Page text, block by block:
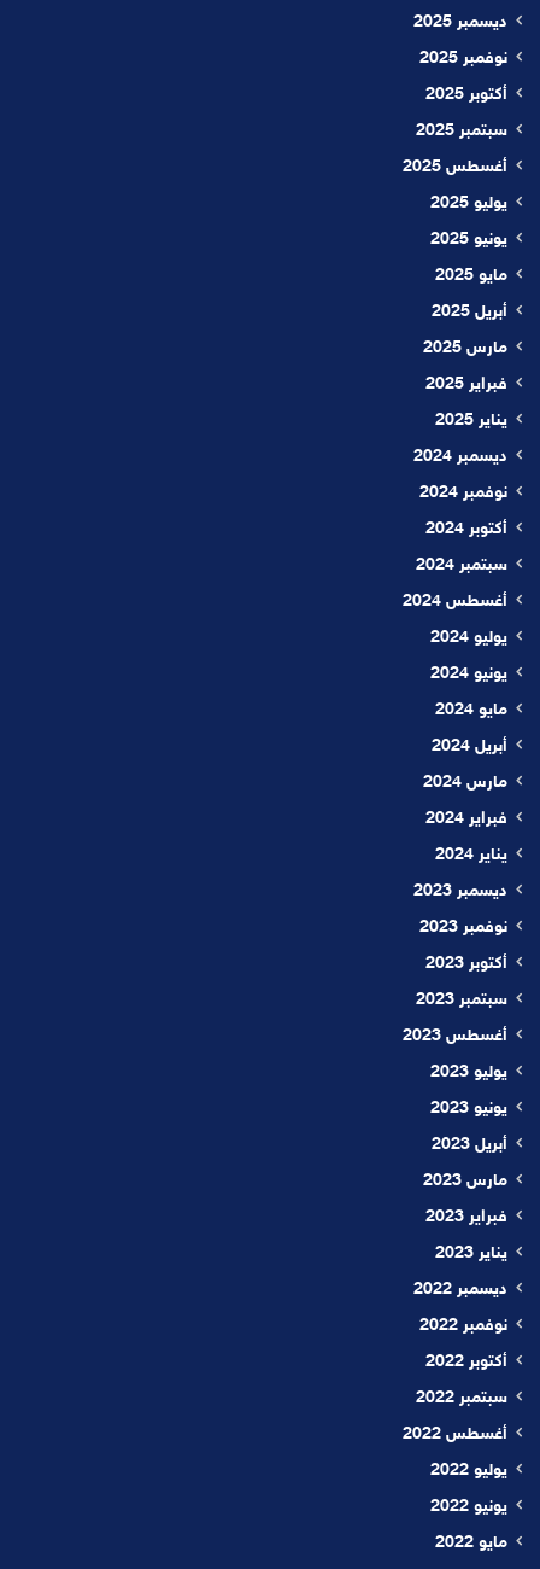
ديسمبر 2025
نوفمبر 2025
أكتوبر 2025
سبتمبر 2025
أغسطس 2025
يوليو 2025
يونيو 2025
مايو 2025
أبريل 2025
مارس 2025
فبراير 2025
يناير 2025
ديسمبر 2024
نوفمبر 2024
أكتوبر 2024
سبتمبر 2024
أغسطس 2024
يوليو 2024
يونيو 2024
مايو 2024
أبريل 2024
مارس 2024
فبراير 2024
يناير 2024
ديسمبر 2023
نوفمبر 2023
أكتوبر 2023
سبتمبر 2023
أغسطس 2023
يوليو 2023
يونيو 2023
أبريل 2023
مارس 2023
فبراير 2023
يناير 2023
ديسمبر 2022
نوفمبر 2022
أكتوبر 2022
سبتمبر 2022
أغسطس 2022
يوليو 2022
يونيو 2022
مايو 2022